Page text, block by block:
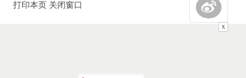
打印本页 关闭窗口
x